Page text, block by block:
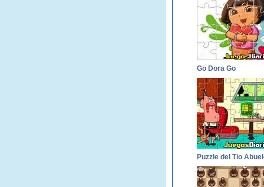
Go Dora Go
Puzzle del Tio